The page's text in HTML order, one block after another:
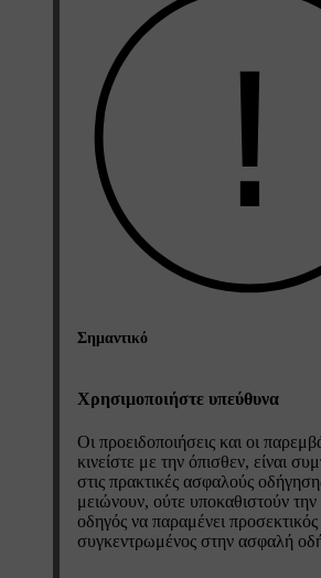
Σημαντικό
Χρησιμοποιήστε υπεύθυνα
Οι προειδοποιήσεις και οι
κινείστε με την όπισθεν, είναι
στις πρακτικές ασφαλούς
μειώνουν, ούτε υποκαθιστούν
οδηγός να παραμένει προσεκτικός
συγκεντρωμένος στην ασφαλή